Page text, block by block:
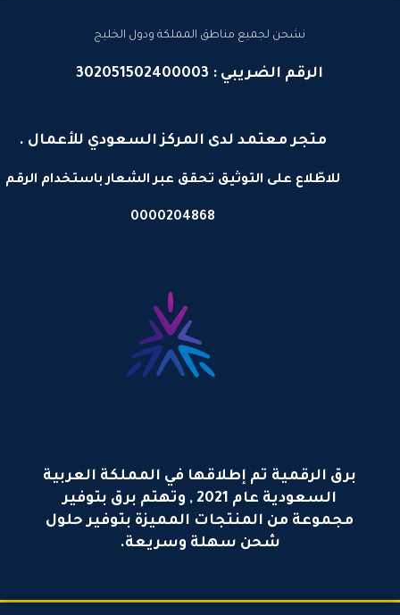
نشحن لجميع مناطق المملكة ودول الخليج
الرقم الضريبي : 302051502400003
متجر معتمد لدى المركز السعودي للأعمال .
للاطّلاع على التوثيق تحقق عبر الشعار باستخدام الرقم
0000204868
برق الرقمية تم إطلاقها في المملكة العربية
السعودية عام 2021 , وتهتم برق بتوفير
مجموعة من المنتجات المميزة بتوفير حلول
شحن سهلة وسريعة.